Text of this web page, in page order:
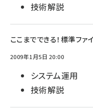
技術解説
ここまでできる！標準ファ
2009年1月5日 20:00
システム運用
技術解説